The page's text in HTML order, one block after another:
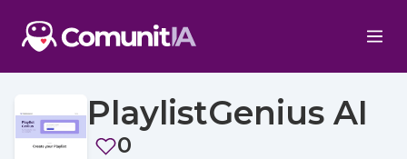
PlaylistGenius AI
0